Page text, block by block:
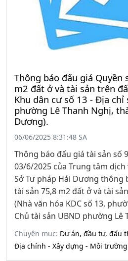
Thông báo đấu giá Quyền
m2 đất ở và tài sản trên
Khu dân cư số 13 - Địa
phường Lê Thanh Nghị,
Dương).
06/06/2025 8:31:48 SA
Thông báo đấu giá tài sản số
03/6/2025 của Trung tâm
Sở Tư pháp Hải Dương thông
tài sản 75,8 m2 đất ở và tài
(Nhà văn hóa KDC số 13,
Chủ tài sản UBND phường Lê
Chuyên mục: Dự án, đầu tư, đấu
Địa chính - Xây dựng - Môi trường